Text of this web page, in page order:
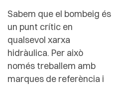
Sabem que el bombeig és
un punt crític en
qualsevol xarxa
hidràulica. Per això
només treballem amb
marques de referència i